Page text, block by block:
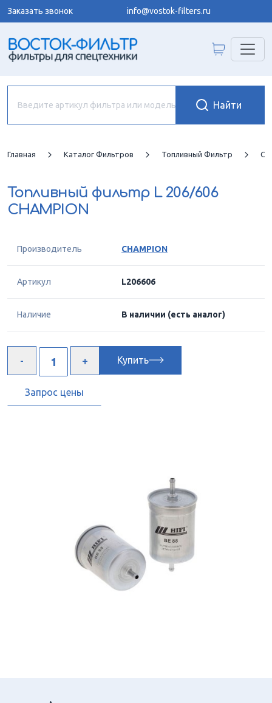
Заказать звонок info@vostok-filters.ru
Главная Каталог Фильтров Топливный Фильтр
Топливный фильтр L 206/606
CHAMPION
Производитель CHAMPION
Артикул L206606
Наличие В наличии (есть аналог)
Купить
Запрос цены